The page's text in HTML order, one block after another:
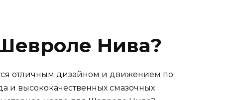
Нива?
отличным дизайном и движением по
и высококачественных смазочных